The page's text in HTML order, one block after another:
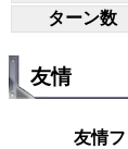
ターン数
友情
友情